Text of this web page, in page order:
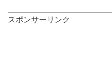
スポンサーリンク